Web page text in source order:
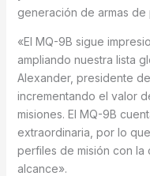
generación de armas
«El MQ-9B sigue
ampliando nuestra lista
Alexander, presidente
incrementando el valor
misiones. El MQ-9B
extraordinaria, por lo
perfiles de misión con la
alcance».